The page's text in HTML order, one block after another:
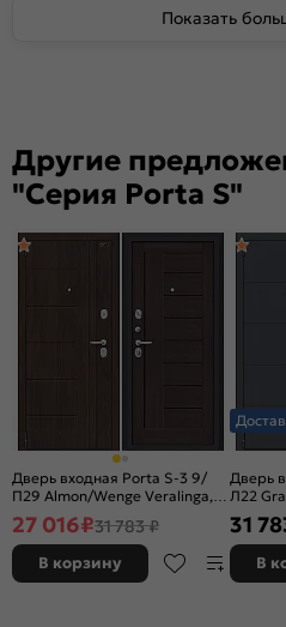
Показать
Другие
"Серия Porta S"
Дверь входная Porta S-3 9/
П29 Almon/Wenge Veralinga, 2
замка, с ночной задвижкой
27 016₽31 783 ₽
В корзину
Дверь
Л22
2
31
В